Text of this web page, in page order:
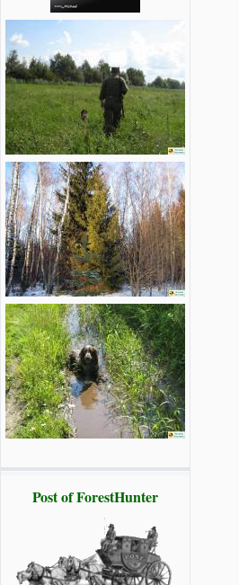
Post of ForestHunter